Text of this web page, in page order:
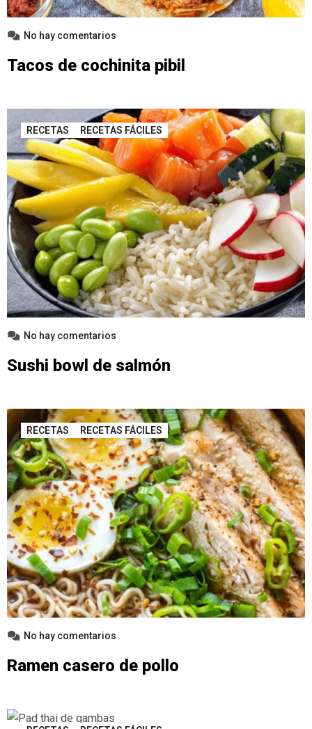
No hay comentarios
Tacos de cochinita pibil
RECETAS RECETAS FÁCILES
No hay comentarios
Sushi bowl de salmón
RECETAS RECETAS FÁCILES
No hay comentarios
Ramen casero de pollo